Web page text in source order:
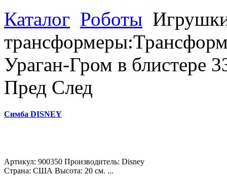
Каталог Роботы
Ураган-Гром в блистере
Пред След
Симба DISNEY
Артикул: 900350 Производитель: Disney
Страна: США Высота: 20 см. ...